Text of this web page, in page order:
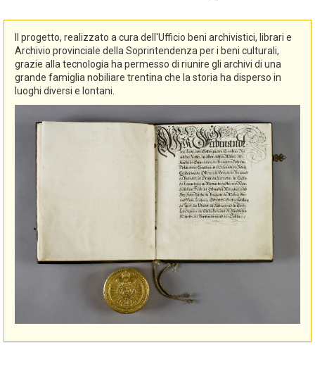
Il progetto, realizzato a cura dell'Ufficio beni archivistici, librari e
Archivio provinciale della Soprintendenza per i beni culturali,
grazie alla tecnologia ha permesso di riunire gli archivi di una
grande famiglia nobiliare trentina che la storia ha disperso in
luoghi diversi e lontani.